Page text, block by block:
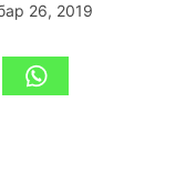
26, 2019